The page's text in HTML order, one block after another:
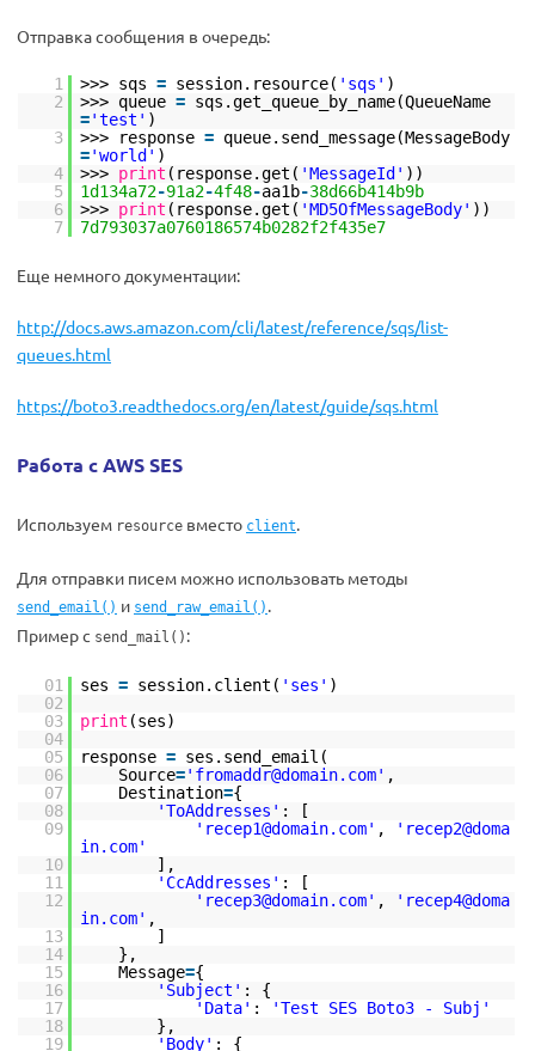
Отправка сообщения в очередь:
1 >>> sqs = session.resource( 'sqs' )
2
>>> queue = sqs.get_queue_by_name(QueueName
='test' )
3
>>> response = queue.send_message(MessageBody
='world' )
4
>>> print (response.get( 'MessageId' ))
5
1d134a72-91a2-4f48-aa1b-38d66b414b9b
6
>>> print (response.get( 'MD5OfMessageBody' ))
7
7d793037a0760186574b0282f2f435e7
Еще немного документации:
http://docs.aws.amazon.com/cli/latest/reference/sqs/list-
queues.html
https://boto3.readthedocs.org/en/latest/guide/sqs.html
Работа с AWS SES
Используем resource вместо client.
Для отправки писем можно использовать методы
send_email() и send_raw_email() .
Пример с send_mail() :
01 ses = session.client( 'ses' )
02
03
print (ses)
04
05
response = ses.send_email(
06
Source='fromaddr@domain.com' ,
07
Destination={
08
'ToAddresses' : [
09
'recep1@domain.com' ,
'recep2@doma
in.com'
10
],
11
'CcAddresses' : [
12
'recep3@domain.com' ,
'recep4@doma
in.com' ,
13
]
14
},
15
Message={
16
'Subject' : {
17
'Data' :
'Test SES Boto3 - Subj'
18
},
19
'Body' : {